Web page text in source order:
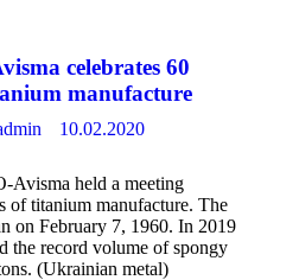
celebrates 60
manufacture
10.02.2020
Avisma held a meeting
of titanium manufacture. The
on February 7, 1960. In 2019
the record volume of spongy
(Ukrainian metal)